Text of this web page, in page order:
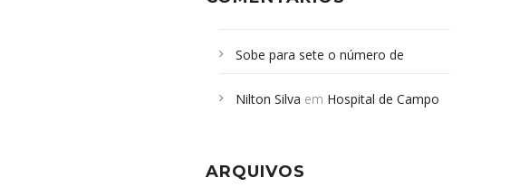
Sobe para sete o número de
desabamento em São Paulo - Revista
sepultados em SP
Nilton Silva em Hospital de Campo
ARQUIVOS